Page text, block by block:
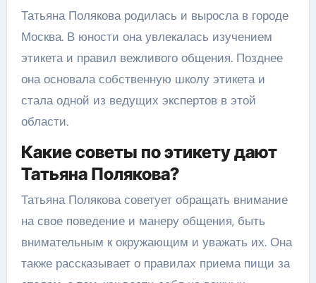
Татьяна Полякова родилась и выросла в городе
Москва. В юности она увлекалась изучением
этикета и правил вежливого общения. Позднее
она основала собственную школу этикета и
стала одной из ведущих экспертов в этой
области.
Какие советы по этикету дают
Татьяна Полякова?
Татьяна Полякова советует обращать внимание
на свое поведение и манеру общения, быть
внимательным к окружающим и уважать их. Она
также рассказывает о правилах приема пищи за